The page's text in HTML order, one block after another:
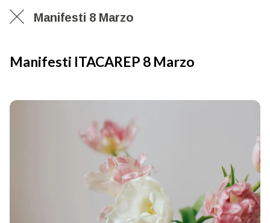
Manifesti 8 Marzo
Manifesti ITACAREP 8 Marzo